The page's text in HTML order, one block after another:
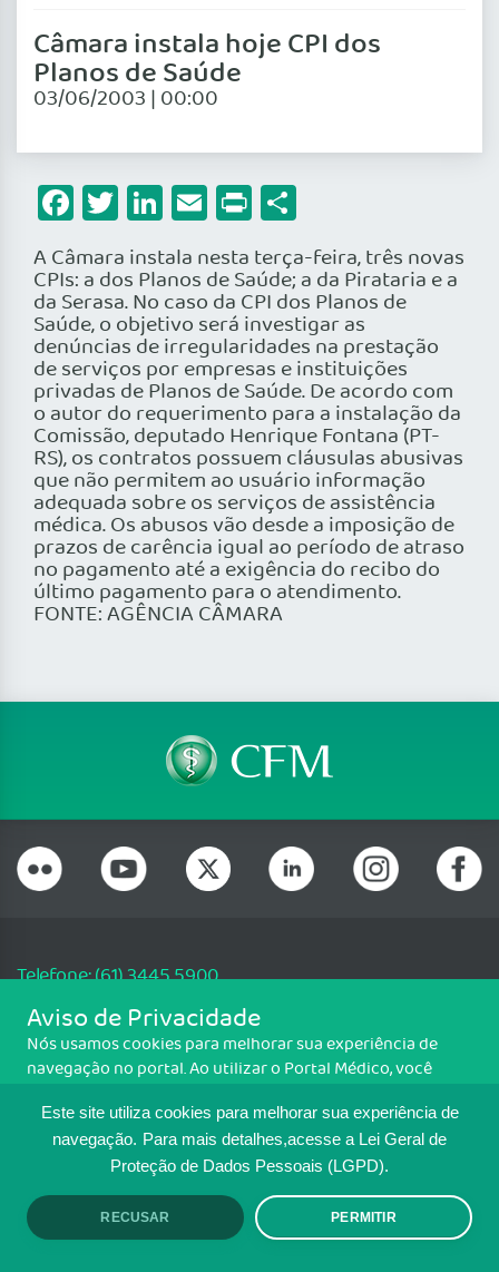
Este site utiliza cookies para melhorar sua experiência de
navegação. Para mais detalhes,acesse a Lei Geral de
Proteção de Dados Pessoais (LGPD).
RECUSAR PERMITIR
Câmara instala hoje CPI dos
Planos de Saúde
03/06/2003 | 00:00
Facebook
Twitter
LinkedIn
Email
Print
A Câmara instala nesta terça-feira, três novas
CPIs: a dos Planos de Saúde; a da Pirataria e a
da Serasa. No caso da CPI dos Planos de
Saúde, o objetivo será investigar as
denúncias de irregularidades na prestação
de serviços por empresas e instituições
privadas de Planos de Saúde. De acordo com
o autor do requerimento para a instalação da
Comissão, deputado Henrique Fontana (PT-
RS), os contratos possuem cláusulas abusivas
que não permitem ao usuário informação
adequada sobre os serviços de assistência
médica. Os abusos vão desde a imposição de
prazos de carência igual ao período de atraso
no pagamento até a exigência do recibo do
último pagamento para o atendimento.
FONTE: AGÊNCIA CÂMARA
Telefone: (61) 3445 5900
Email: cfm@portalmedico.org.br
SGAS 616, Conjunto D, Lote 115, L2 Sul, Brasília/DF - CEP: 70200-760 -
CNPJ: 33.583.550/0001-30
MAPA DO SITE
TRANSPARÊNCIA E PRESTAÇÃO DE
CONTAS
Aviso de Privacidade
Nós usamos cookies para melhorar sua experiência de
navegação no portal. Ao utilizar o Portal Médico, você
Para ter mais informações sobre como isso é feito, acesse
Política de cookies. Se você concorda, clique em ACEITO.
ACEITO